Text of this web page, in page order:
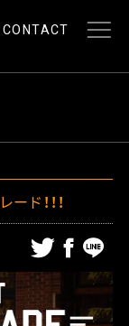
CONTACT
ド！！！